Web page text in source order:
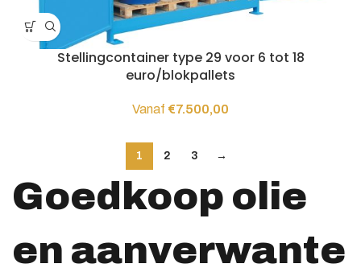
Stellingcontainer type 29 voor 6 tot 18
euro/blokpallets
Vanaf €7.500,00
1 2 3 →
Goedkoop olie
en aanverwante